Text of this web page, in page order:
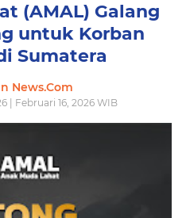
(AMAL) Galang
untuk Korban
Sumatera
News.Com
| Februari 16, 2026 WIB